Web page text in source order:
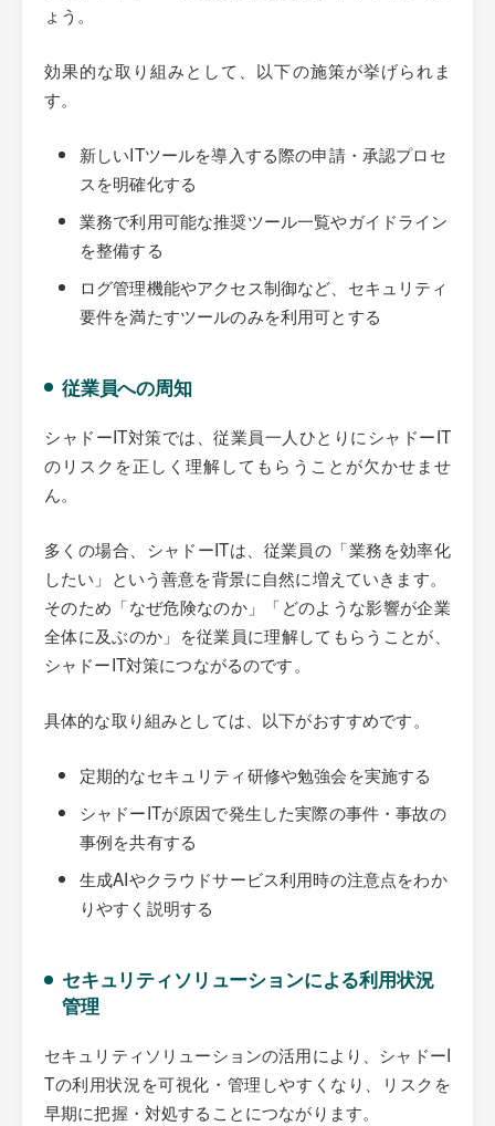
ょう。
効果的な取り組みとして、以下の施策が挙げられま
す。
新しいITツールを導入する際の申請・承認プロセ
スを明確化する
業務で利用可能な推奨ツール一覧やガイドライン
を整備する
ログ管理機能やアクセス制御など、セキュリティ
要件を満たすツールのみを利用可とする
従業員への周知
シャドーIT対策では、従業員一人ひとりにシャドーIT
のリスクを正しく理解してもらうことが欠かせませ
ん。
多くの場合、シャドーITは、従業員の「業務を効率化
したい」という善意を背景に自然に増えていきます。
そのため「なぜ危険なのか」「どのような影響が企業
全体に及ぶのか」を従業員に理解してもらうことが、
シャドーIT対策につながるのです。
具体的な取り組みとしては、以下がおすすめです。
定期的なセキュリティ研修や勉強会を実施する
シャドーITが原因で発生した実際の事件・事故の
事例を共有する
生成AIやクラウドサービス利用時の注意点をわか
りやすく説明する
セキュリティソリューションによる利用状況
管理
セキュリティソリューションの活用により、シャドーI
Tの利用状況を可視化・管理しやすくなり、リスクを
早期に把握・対処することにつながります。